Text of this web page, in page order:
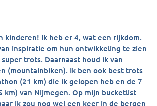
kinderen! Ik heb er 4, wat een rijkdom.
inspiratie om hun ontwikkeling te zien
trots. Daarnaast houd ik van
(mountainbiken). Ik ben ook best trots
(21 km) die ik gelopen heb en de 7
km) van Nijmegen. Op mijn bucketlist
ik zou nog wel een keer in de bergen